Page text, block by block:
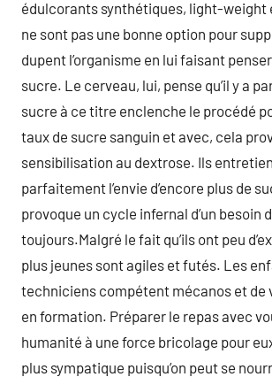
édulcorants synthétiques, light-weight
ne sont pas une bonne option pour
dupent l’organisme en lui faisant penser
sucre. Le cerveau, lui, pense qu’il y a
sucre à ce titre enclenche le procédé
taux de sucre sanguin et avec, cela
sensibilisation au dextrose. Ils
parfaitement l’envie d’encore plus de
provoque un cycle infernal d’un besoin
toujours.Malgré le fait qu’ils ont peu
plus jeunes sont agiles et futés. Les
techniciens compétent mécanos et de
en formation. Préparer le repas avec
humanité à une force bricolage pour
plus sympatique puisqu’on peut se